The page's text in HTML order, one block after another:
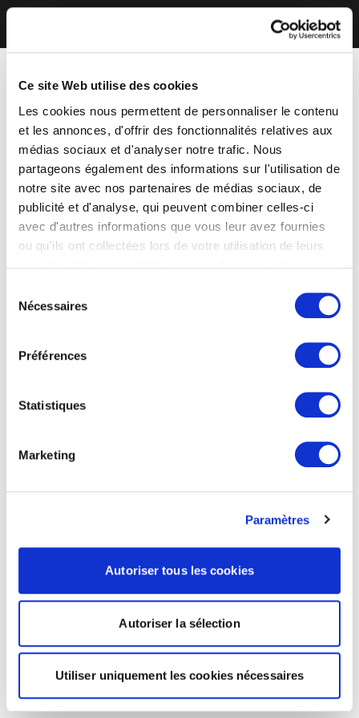
Ce site Web utilise des cookies
Les cookies nous permettent de personnaliser le contenu
et les annonces, d'offrir des fonctionnalités relatives aux
médias sociaux et d'analyser notre trafic. Nous
partageons également des informations sur l'utilisation de
notre site avec nos partenaires de médias sociaux, de
publicité et d'analyse, qui peuvent combiner celles-ci
avec d'autres informations que vous leur avez fournies
ou qu'ils ont collectées lors de votre utilisation de leurs
Nécessaires
Préférences
Statistiques
Marketing
Paramètres
Autoriser tous les cookies
Autoriser la sélection
Utiliser uniquement les cookies nécessaires